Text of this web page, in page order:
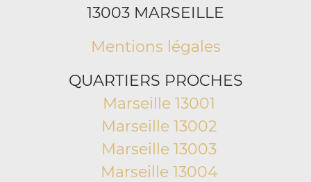
13003 MARSEILLE
Mentions légales
QUARTIERS PROCHES
Marseille 13001
Marseille 13002
Marseille 13003
Marseille 13004